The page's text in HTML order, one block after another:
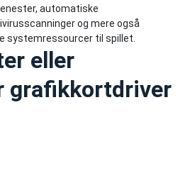
automatiske
og mere også
systemressourcer til spillet.
eller
grafikkortdriver